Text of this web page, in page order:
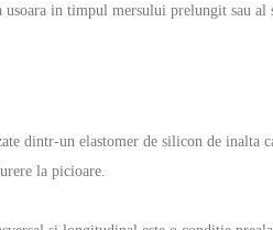
usoara in timpul mersului prelungit sau al
dintr-un elastomer de silicon de
la picioare.